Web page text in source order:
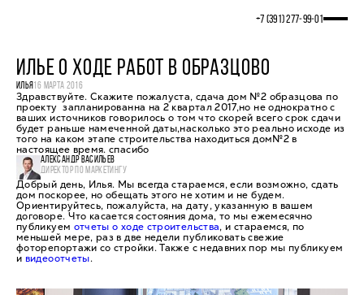
+7 (391) 277‒99‒01
ИЛЬЕ О ХОДЕ РАБОТ В ОБРАЗЦОВО
ИЛЬЯ16 МАРТА 2016
Здравствуйте. Скажите пожалуста, сдача дом №2 образцова по
проекту запланированна на 2 квартал 2017,но не однократно с
ваших источников говорилось о том что скорей всего срок сдачи
будет раньше намеченной даты,насколько это реально исходе из
того на каком этапе строительства находиться дом№2 в
настоящее время. спасибо
АЛЕКСАНДР ВАСИЛЬЕВ
ДИРЕКТОР ПО МАРКЕТИНГУ
Добрый день, Илья. Мы всегда стараемся, если возможно, сдать
дом поскорее, но обещать этого не хотим и не будем.
Ориентируйтесь, пожалуйста, на дату, указанную в вашем
договоре. Что касается состояния дома, то мы ежемесячно
публикуем отчеты о ходе строительства, и стараемся, по
меньшей мере, раз в две недели публиковать свежие
фоторепортажи со стройки. Также с недавних пор мы публикуем
и видеоотчеты.